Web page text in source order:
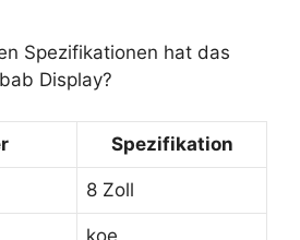
Spezifikationen hat das
Display?
Spezifikation
8 Zoll
koe